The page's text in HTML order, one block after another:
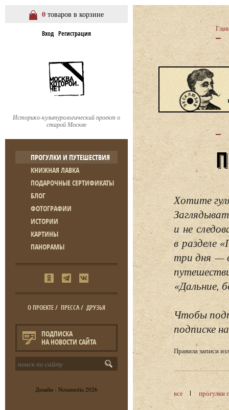
0 товаров в корзине
Вход Регистрация
Историко-культурологический проект о
старой Москве
ПРОГУЛКИ И ПУТЕШЕСТВИЯ
КНИЖНАЯ ЛАВКА
ПОДАРОЧНЫЕ СЕРТИФИКАТЫ
БЛОГ
ФОТОГРАФИИ
ИСТОРИИ
КАРТИНЫ
ПАНОРАМЫ
О ПРОЕКТЕ/ ПРЕССА/ ДРУЗЬЯ
ПОДПИСКА
НА НОВОСТИ САЙТА
Дизайн - Notamedia 2026
Хотите
и не
в разделе
три дня —
«Дальние,
Чтобы
подписке
Правила записи
все прогулки